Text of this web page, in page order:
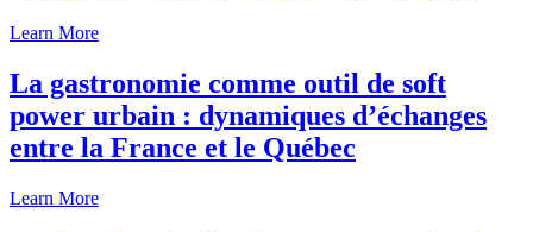
Learn More
La gastronomie comme outil de soft
power urbain : dynamiques d’échanges
entre la France et le Québec
Learn More